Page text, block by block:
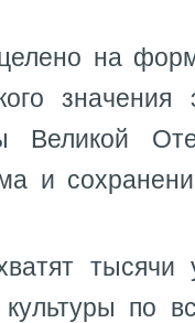
на
значения
Великой
и
тысячи
по